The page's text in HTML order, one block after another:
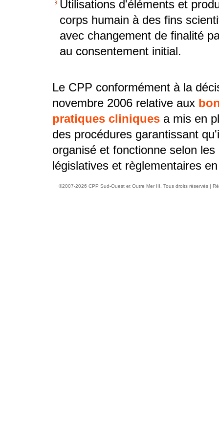
Utilisations d'éléments et
corps humain à des fins
avec changement de finalité
au consentement initial.
Le CPP conformément à la
novembre 2006 relative aux
pratiques cliniques a mis en
des procédures garantissant
organisé et fonctionne selon les
législatives et règlementaires
©2007-2026 CPP Sud-Ouest et Outre Mer III. Tous droits réservés |